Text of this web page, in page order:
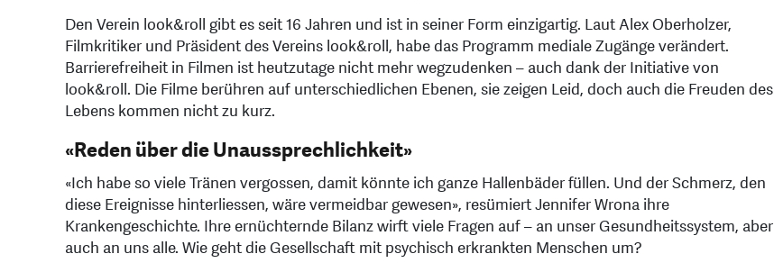
Den Verein look&roll gibt es seit 16 Jahren und ist in seiner Form einzigartig. Laut Alex Oberholzer,
Filmkritiker und Präsident des Vereins look&roll, habe das Programm mediale Zugänge verändert.
Barrierefreiheit in Filmen ist heutzutage nicht mehr wegzudenken – auch dank der Initiative von
look&roll. Die Filme berühren auf unterschiedlichen Ebenen, sie zeigen Leid, doch auch die Freuden des
Lebens kommen nicht zu kurz.
«Reden über die Unaussprechlichkeit»
«Ich habe so viele Tränen vergossen, damit könnte ich ganze Hallenbäder füllen. Und der Schmerz, den
diese Ereignisse hinterliessen, wäre vermeidbar gewesen», resümiert Jennifer Wrona ihre
Krankengeschichte. Ihre ernüchternde Bilanz wirft viele Fragen auf – an unser Gesundheitssystem, aber
auch an uns alle. Wie geht die Gesellschaft mit psychisch erkrankten Menschen um?